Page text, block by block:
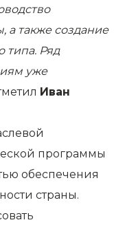
а также создание
типа. Ряд
уже
Иван
программы
обеспечения
страны.